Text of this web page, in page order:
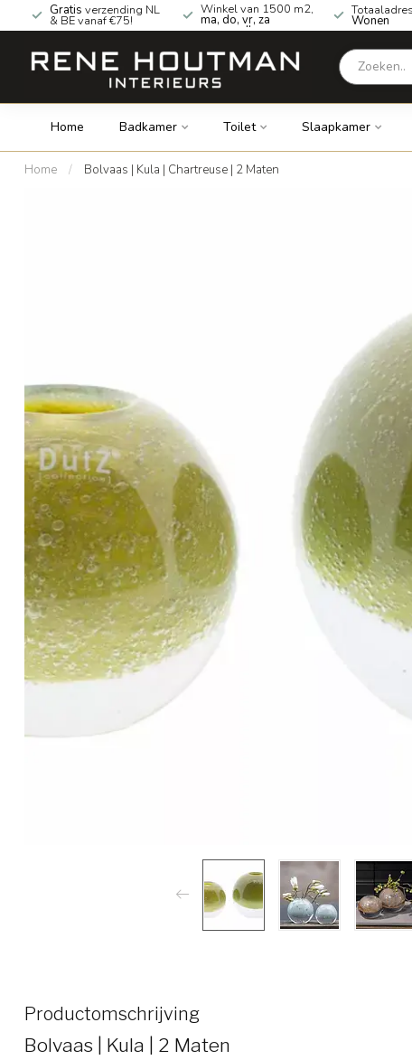
Gratis verzending NL
& BE vanaf €75!
Winkel van 1500 m2,
ma, do, vr, za
geopend!
Totaaladres
Wonen
Home Badkamer Toilet Slaapkamer
Home / Bolvaas | Kula | Chartreuse | 2 Maten
Productomschrijving
Bolvaas | Kula | 2 Maten